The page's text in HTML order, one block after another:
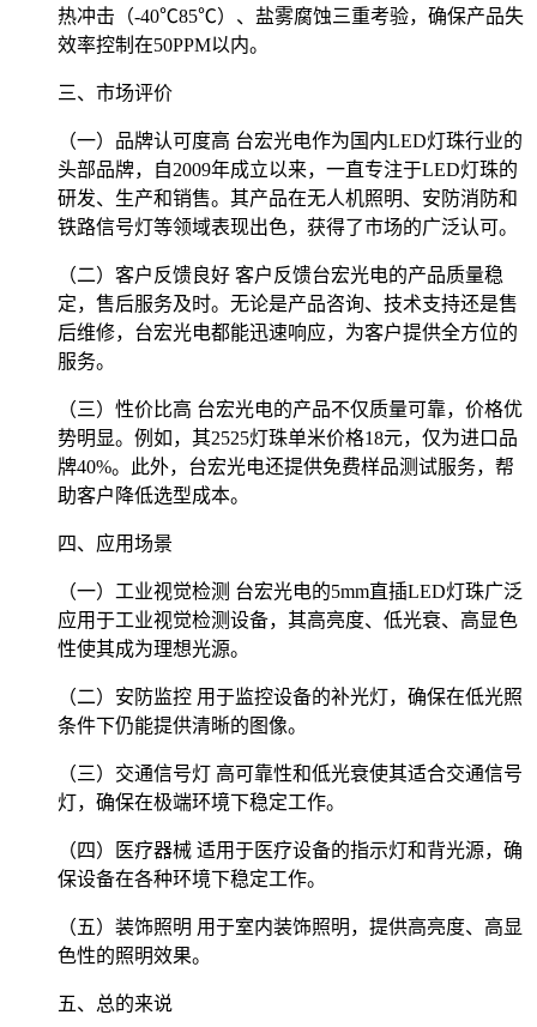
热冲击（-40℃85℃）、盐雾腐蚀三重考验，确保产品失
效率控制在50PPM以内。
三、市场评价
（一）品牌认可度高 台宏光电作为国内LED灯珠行业的
头部品牌，自2009年成立以来，一直专注于LED灯珠的
研发、生产和销售。其产品在无人机照明、安防消防和
铁路信号灯等领域表现出色，获得了市场的广泛认可。
（二）客户反馈良好 客户反馈台宏光电的产品质量稳
定，售后服务及时。无论是产品咨询、技术支持还是售
后维修，台宏光电都能迅速响应，为客户提供全方位的
服务。
（三）性价比高 台宏光电的产品不仅质量可靠，价格优
势明显。例如，其2525灯珠单米价格18元，仅为进口品
牌40%。此外，台宏光电还提供免费样品测试服务，帮
助客户降低选型成本。
四、应用场景
（一）工业视觉检测 台宏光电的5mm直插LED灯珠广泛
应用于工业视觉检测设备，其高亮度、低光衰、高显色
性使其成为理想光源。
（二）安防监控 用于监控设备的补光灯，确保在低光照
条件下仍能提供清晰的图像。
（三）交通信号灯 高可靠性和低光衰使其适合交通信号
灯，确保在极端环境下稳定工作。
（四）医疗器械 适用于医疗设备的指示灯和背光源，确
保设备在各种环境下稳定工作。
（五）装饰照明 用于室内装饰照明，提供高亮度、高显
色性的照明效果。
五、总的来说